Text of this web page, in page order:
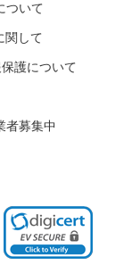
ついて
関して
護について
者募集中